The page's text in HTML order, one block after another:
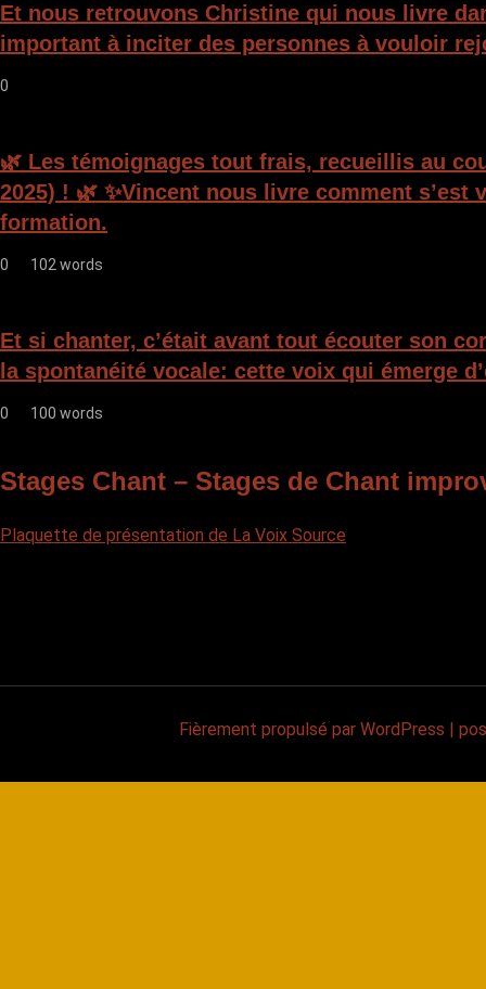
Et nous retrouvons Christine qui nous livre
important à inciter des personnes à vouloir
0
🌿 Les témoignages tout frais, recueillis au
2025) ! 🌿 ✨Vincent nous livre comment
formation.
0 102 words
Et si chanter, c’était avant tout écouter son
la spontanéité vocale: cette voix qui émerge
0 100 words
Stages Chant – Stages de Chant
Plaquette de présentation de La Voix Source
Fièrement propulsé par WordPress |